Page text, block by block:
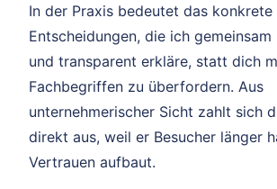
In der Praxis bedeutet das konkrete
Entscheidungen, die ich
und transparent erkläre, statt dich
Fachbegriffen zu überfordern. Aus
unternehmerischer Sicht zahlt sich
direkt aus, weil er Besucher länger
Vertrauen aufbaut.